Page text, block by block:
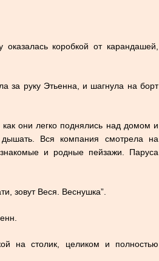
коробкой от карандашей,
за руку Этьенна, и шагнула на борт
они легко поднялись над домом и
Вся компания смотрела на
и родные пейзажи. Паруса
зовут Веся. Веснушка”.
на столик, целиком и полностью